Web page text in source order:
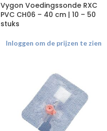
Vygon Voedingssonde RXC
PVC CH06 – 40 cm | 10 – 50
stuks
Inloggen om de prijzen te zien